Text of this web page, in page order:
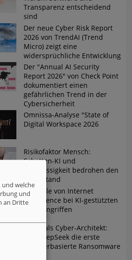
Transparenz entscheidend
sind
Der neue Cyber Risk Report
2026 von TrendAI (Trend
Micro) zeigt eine
widersprüchliche Entwicklung
Der "Annual AI Security
Report 2026" von Check Point
dokumentiert einen
gefährlichen Trend in der
Cybersicherheit
Omnissa-Analyse "State of
Digital Workspace 2026
Risikofaktor Mensch:
Schatten-KI und
Nachlässigkeit bedrohen den
Mittelstand
Die Rolle von Internet
Intelligence bei KI-gestützten
Cyberangriffen
Die KI als Cyber-Architekt:
Wie DeepSeek die erste
browserbasierte Ransomware
welche
und
an Dritte